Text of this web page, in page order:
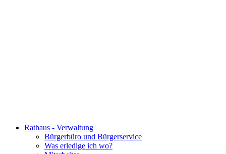
Rathaus - Verwaltung
Bürgerbüro und Bürgerservice
Was erledige ich wo?